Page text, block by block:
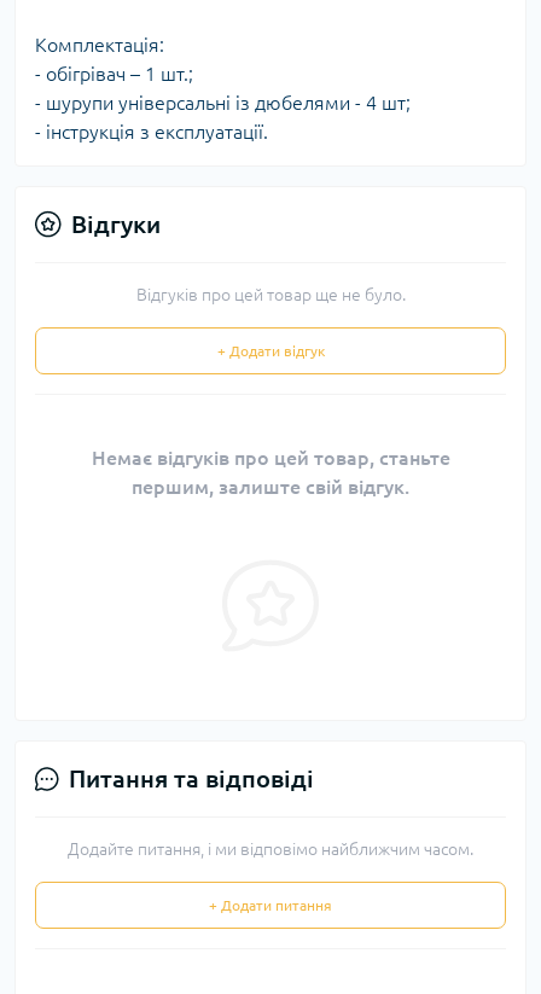
Комплектація:
- обігрівач – 1 шт.;
- шурупи універсальні із дюбелями - 4 шт;
- інструкція з експлуатації.
Відгуки
Відгуків про цей товар ще не було.
+ Додати відгук
Немає відгуків про цей товар, станьте
першим, залиште свій відгук.
Питання та відповіді
Додайте питання, і ми відповімо найближчим часом.
+ Додати питання